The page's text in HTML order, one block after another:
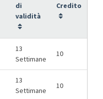
di
validità
Credito
13
Settimane
10
13
Settimane
10